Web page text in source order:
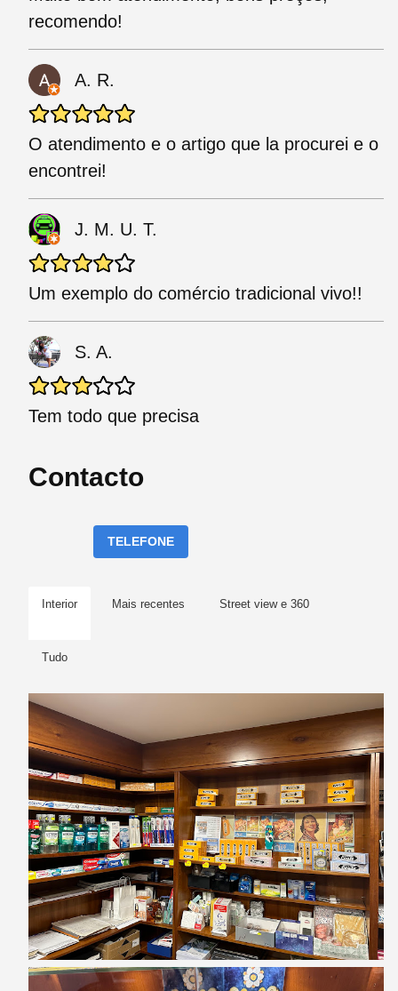
recomendo!
A. R.
O atendimento e o artigo que la procurei e o
encontrei!
J. M. U. T.
Um exemplo do comércio tradicional vivo!!
S. A.
Tem todo que precisa
Contacto
TELEFONE
Interior Mais recentes Street view e 360
Tudo